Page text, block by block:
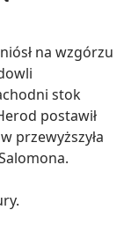
na wzgórzu
stok
postawił
przewyższyła